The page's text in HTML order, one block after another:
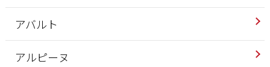
アバルト
アルピーヌ